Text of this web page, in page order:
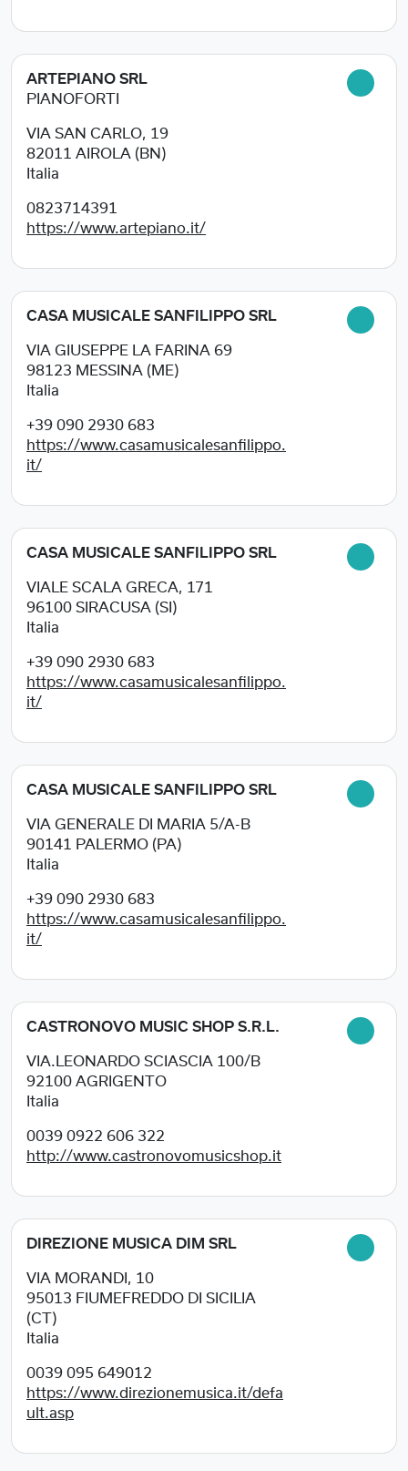
ARTEPIANO SRL
PIANOFORTI
VIA SAN CARLO, 19
82011 AIROLA (BN)
Italia
0823714391
https://www.artepiano.it/
CASA MUSICALE SANFILIPPO SRL
VIA GIUSEPPE LA FARINA 69
98123 MESSINA (ME)
Italia
+39 090 2930 683
https://www.casamusicalesanfilippo.
it/
CASA MUSICALE SANFILIPPO SRL
VIALE SCALA GRECA, 171
96100 SIRACUSA (SI)
Italia
+39 090 2930 683
https://www.casamusicalesanfilippo.
it/
CASA MUSICALE SANFILIPPO SRL
VIA GENERALE DI MARIA 5/A-B
90141
PALERMO (PA)
Italia
+39 090 2930 683
https://www.casamusicalesanfilippo.
it/
CASTRONOVO MUSIC SHOP S.R.L.
VIA.LEONARDO SCIASCIA 100/B
92100 AGRIGENTO
Italia
0039 0922 606 322
http://www.castronovomusicshop.it
DIREZIONE MUSICA DIM SRL
VIA MORANDI, 10
95013 FIUMEFREDDO DI SICILIA
(CT)
Italia
0039 095 649012
https://www.direzionemusica.it/defa
ult.asp